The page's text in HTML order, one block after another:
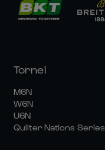
Tornei
M6N
W6N
U6N
Quilter Nations Series